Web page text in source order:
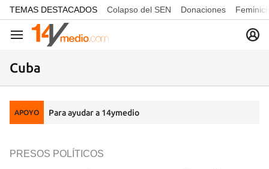
common.go-to-content
TEMAS DESTACADOS Colapso del SEN Donaciones
Navegación
Cuba
APOYO Para ayudar a 14ymedio
PRESOS POLÍTICOS